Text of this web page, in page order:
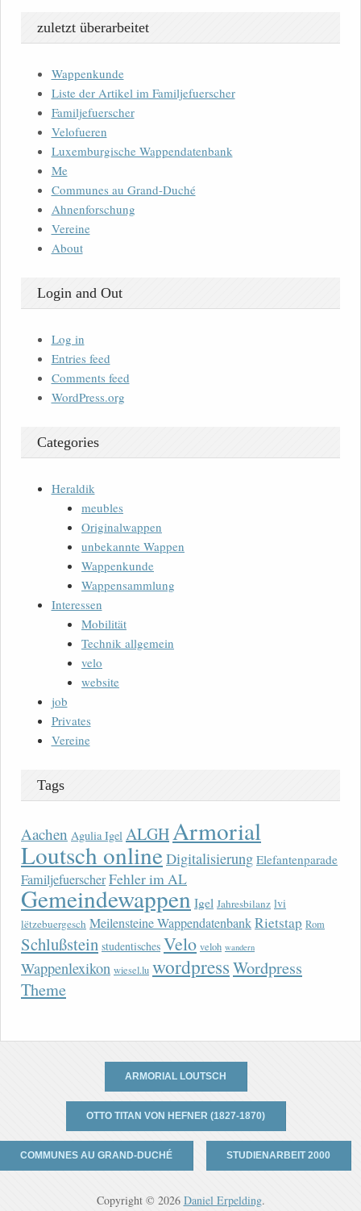
zuletzt überarbeitet
Wappenkunde
Liste der Artikel im Familjefuerscher
Familjefuerscher
Velofueren
Luxemburgische Wappendatenbank
Me
Communes au Grand-Duché
Ahnenforschung
Vereine
About
Login and Out
Log in
Entries feed
Comments feed
WordPress.org
Categories
Heraldik
meubles
Originalwappen
unbekannte Wappen
Wappenkunde
Wappensammlung
Interessen
Mobilität
Technik allgemein
velo
website
job
Privates
Vereine
Tags
Aachen Agulia Igel ALGHArmorial
Loutsch onlineDigitalisierung Elefantenparade
FamiljefuerscherFehler im AL
Gemeindewappen Igel Jahresbilanz lvi
lëtzebuergesch Meilensteine WappendatenbankRietstap Rom
Schlußstein studentisches Velo veloh wandern
Wappenlexikon wiesel.lu wordpressWordpress
Theme
ARMORIAL LOUTSCH
OTTO TITAN VON HEFNER (1827-1870)
COMMUNES AU GRAND-DUCHÉ STUDIENARBEIT 2000
Copyright © 2026 Daniel Erpelding.